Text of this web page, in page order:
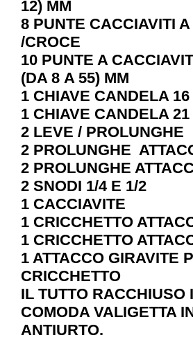
12) MM
8 PUNTE CACCIAVITI
/CROCE
10 PUNTE A
(DA 8 A 55) MM
1 CHIAVE CANDELA 16
1 CHIAVE CANDELA 21
2 LEVE / PROLUNGHE
2 PROLUNGHE
2 PROLUNGHE
2 SNODI 1/4 E 1/2
1 CACCIAVITE
1 CRICCHETTO
1 CRICCHETTO
1 ATTACCO GIRAVITE
CRICCHETTO
IL TUTTO RACCHIUSO
COMODA VALIGETTA
ANTIURTO.